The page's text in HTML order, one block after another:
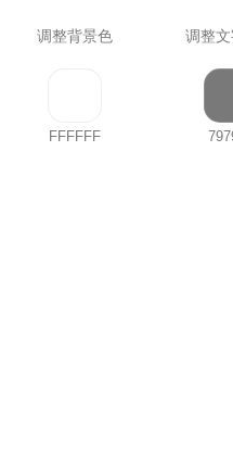
调整背景色 调整